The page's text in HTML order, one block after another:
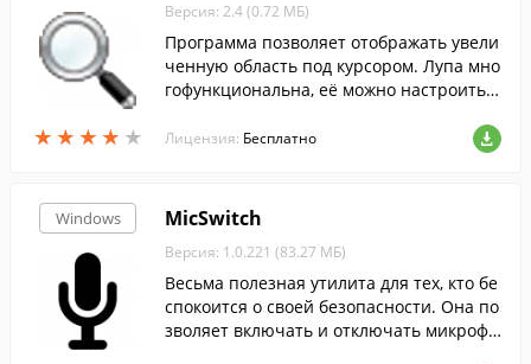
★ ★ ★ ★ ★
★ ★ ★ ★ ★
Версия: 2.4 (0.72 МБ)
Программа позволяет отображать увели
ченную область под курсором. Лупа мно
гофункциональна, её можно настроить п
Лицензия: Бесплатно
Windows MicSwitch
Версия: 1.0.221 (83.27 МБ)
Весьма полезная утилита для тех, кто бе
спокоится о своей безопасности. Она по
зволяет включать и отключать микрофо